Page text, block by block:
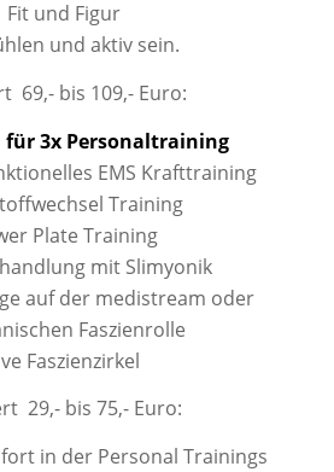
Fit und Figur
und aktiv sein.
69,- bis 109,- Euro:
3x Personaltraining
EMS Krafttraining
Training
Plate Training
mit Slimyonik
auf der medistream oder
Faszienrolle
Faszienzirkel
29,- bis 75,- Euro:
in der Personal Trainings